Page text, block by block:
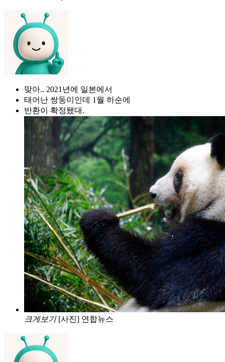
맞아.. 2021년에 일본에서
태어난 쌍둥이인데 1월 하순에
반환이 확정됐대.
크게보기 [사진] 연합뉴스